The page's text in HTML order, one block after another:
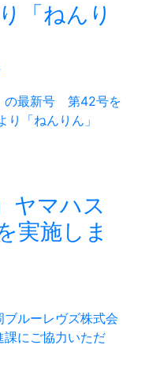
「ねんり
の最新号 第42号を
「ねんりん」
ヤマハス
実施しま
ルーレヴズ株式会
にご協力いただ